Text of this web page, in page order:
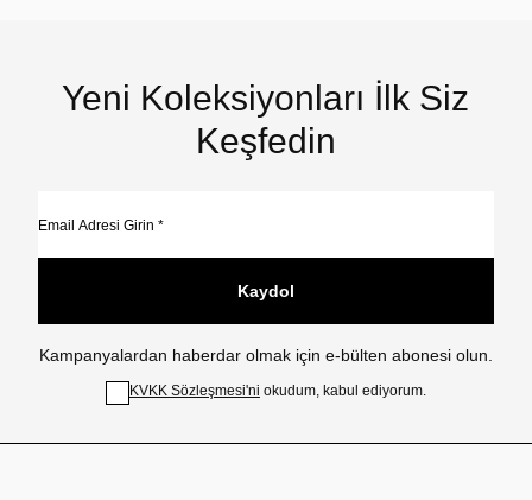
Yeni Koleksiyonları İlk Siz
Keşfedin
Kaydol
Kampanyalardan haberdar olmak için e-bülten abonesi olun.
KVKK Sözleşmesi'ni okudum, kabul ediyorum.